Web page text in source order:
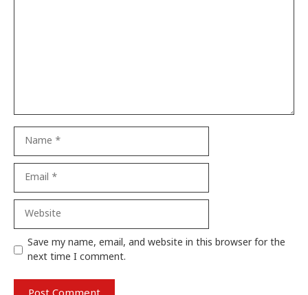
Save my name, email, and website in this browser for the
next time I comment.